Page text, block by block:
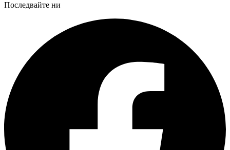
Последвайте ни